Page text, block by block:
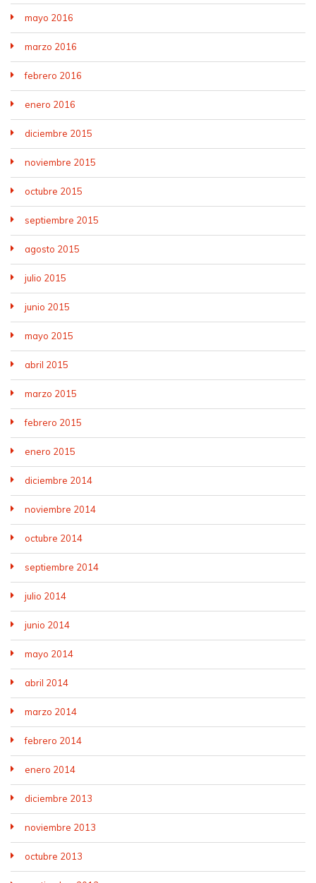
mayo 2016
marzo 2016
febrero 2016
enero 2016
diciembre 2015
noviembre 2015
octubre 2015
septiembre 2015
agosto 2015
julio 2015
junio 2015
mayo 2015
abril 2015
marzo 2015
febrero 2015
enero 2015
diciembre 2014
noviembre 2014
octubre 2014
septiembre 2014
julio 2014
junio 2014
mayo 2014
abril 2014
marzo 2014
febrero 2014
enero 2014
diciembre 2013
noviembre 2013
octubre 2013